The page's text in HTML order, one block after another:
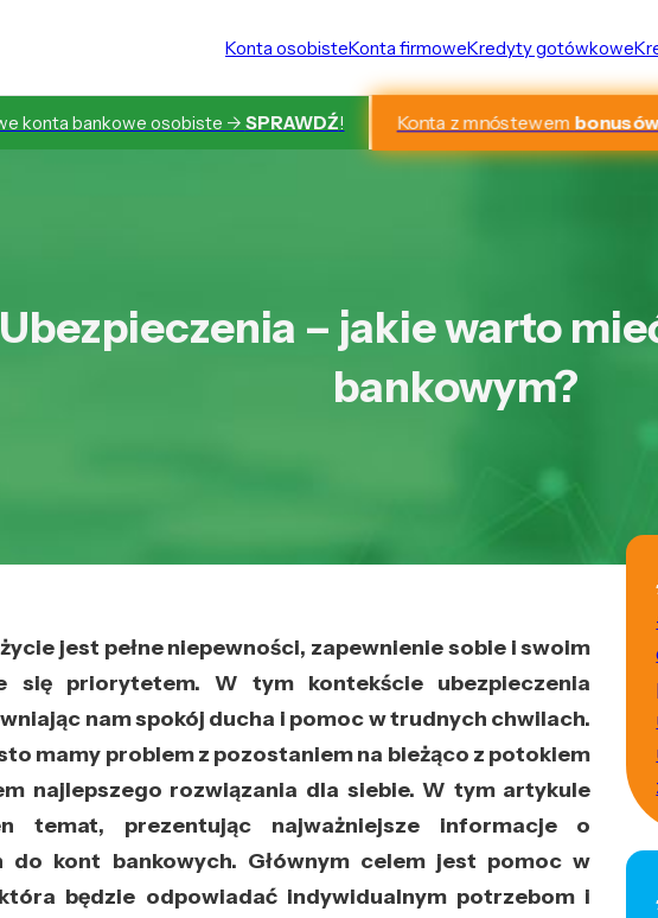
Konta osobisteKonta firmoweKredyty gotówkowe
konta bankowe osobiste -> SPRAWDŹ! Konta z mnóstewem bonusów
Ubezpieczenia – jakie warto
bankowym?
jest pełne niepewności, zapewnienie sobie i swoim
się priorytetem. W tym kontekście ubezpieczenia
nam spokój ducha i pomoc w trudnych chwilach.
mamy problem z pozostaniem na bieżąco z potokiem
najlepszego rozwiązania dla siebie. W tym artykule
temat, prezentując najważniejsze informacje o
do kont bankowych. Głównym celem jest pomoc w
będzie odpowiadać indywidualnym potrzebom i